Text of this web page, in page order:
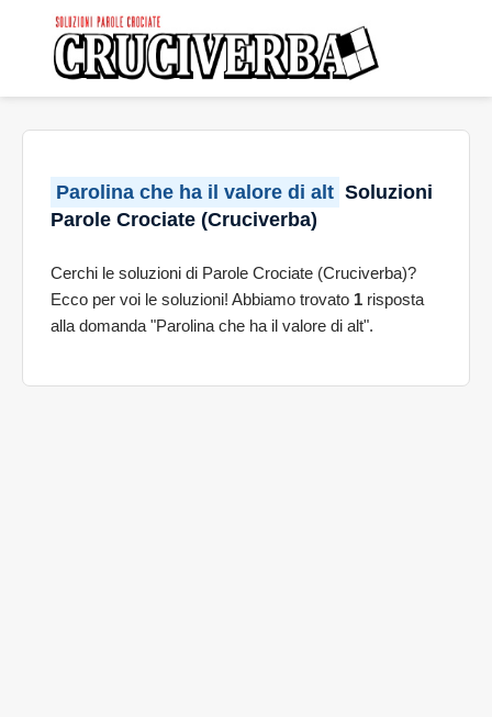
Parolina che ha il valore di alt Soluzioni
Parole Crociate (Cruciverba)
Cerchi le soluzioni di Parole Crociate (Cruciverba)?
Ecco per voi le soluzioni! Abbiamo trovato 1 risposta
alla domanda "Parolina che ha il valore di alt".